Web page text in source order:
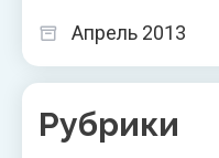
Апрель 2013
Рубрики